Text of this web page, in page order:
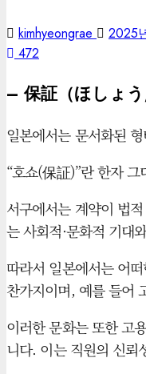
kimhyeongrae 2025
472
– 保証（ほしょ
일본에서는 문서화된
“호쇼(保証)”란 한자
서구에서는 계약이 법
는 사회적·문화적 기대
따라서 일본에서는 어
찬가지이며, 예를 들어
이러한 문화는 또한 고
니다. 이는 직원의 신뢰